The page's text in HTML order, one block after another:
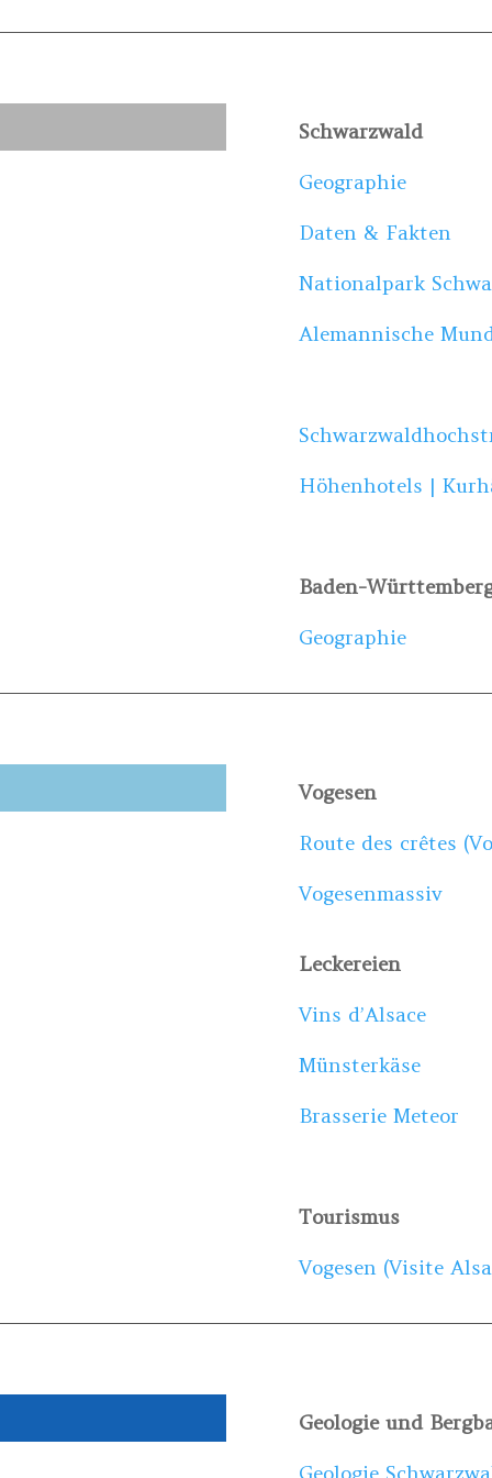
Schwarzwald
Geographie
Daten & Fakten
Nationalpark
Alemannische
Höhenhotels |
Baden-
Geographie
Vogesen
Route des crêtes
Vogesenmassiv
Leckereien
Vins d’Alsace
Münsterkäse
Brasserie Meteor
Tourismus
Vogesen (Visite
Geologie und